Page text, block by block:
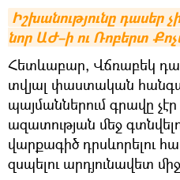
Իշխանությունը դասեր
նոր ԱԺ–ի ու Ռոբերտ
Հետևաբար, Վճռաբեկ
տվյալ փաստական
պայմաններում գրավը չէր
ազատության մեջ
վարքագիծ դրսևորելու
զսպելու արդյունավետ